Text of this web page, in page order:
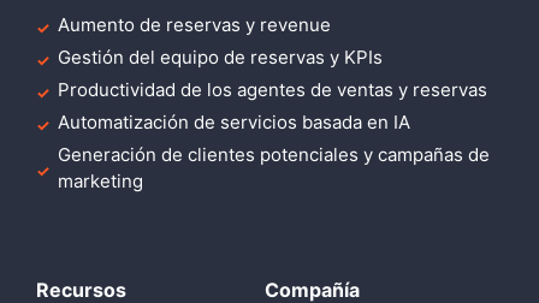
Aumento de reservas y revenue
Gestión del equipo de reservas y KPIs
Productividad de los agentes de ventas y reservas
Automatización de servicios basada en IA
Generación de clientes potenciales y campañas de
marketing
Recursos Compañía